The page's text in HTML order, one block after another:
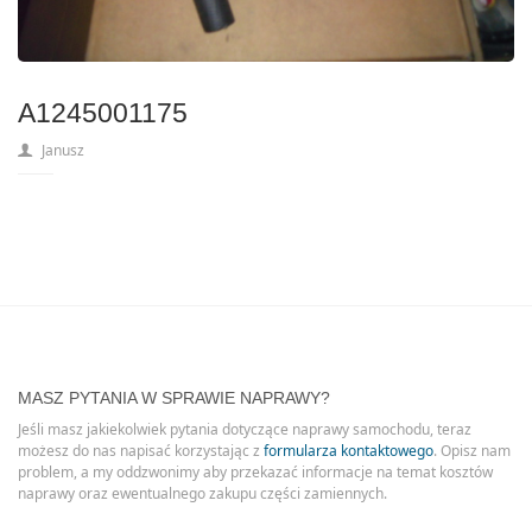
A1245001175
Janusz
MASZ PYTANIA W SPRAWIE NAPRAWY?
Jeśli masz jakiekolwiek pytania dotyczące naprawy samochodu, teraz
możesz do nas napisać korzystając z formularza kontaktowego. Opisz nam
problem, a my oddzwonimy aby przekazać informacje na temat kosztów
naprawy oraz ewentualnego zakupu części zamiennych.